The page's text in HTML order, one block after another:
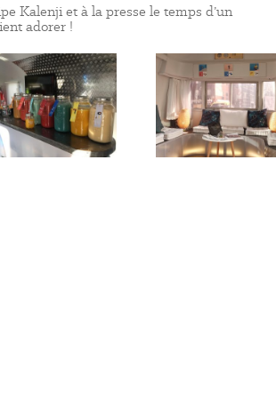
Kalenji et à la presse le temps d’un
adorer !